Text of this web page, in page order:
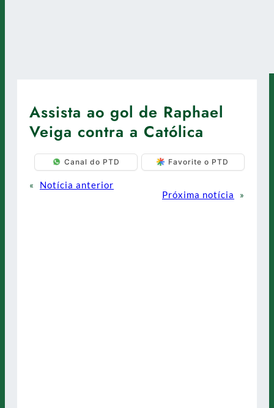
Assista ao gol de Raphael
Veiga contra a Católica
Canal do PTD Favorite o PTD
«
Notícia anterior
Próxima notícia
»